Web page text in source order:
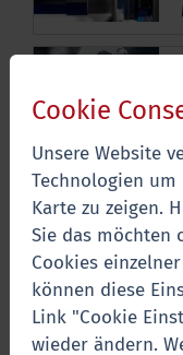
Prüfen & Messen
Zuführung
Cookie
Unsere Website
Technologien um
Karte zu zeigen.
Sie das möchten
Cookies
können diese
Link "Cookie
wieder ändern.